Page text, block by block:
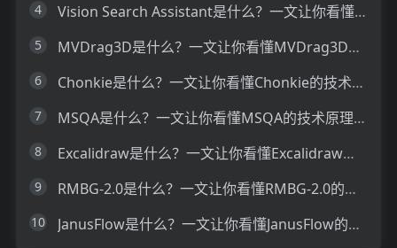
4 Vision Search Assistant是什么？一文让你看懂Vision Search Assistant的技术原理、主要功能、应用场景
5 MVDrag3D是什么？一文让你看懂MVDrag3D的技术原理、主要功能、应用场景
6 Chonkie是什么？一文让你看懂Chonkie的技术原理、主要功能、应用场景
7 MSQA是什么？一文让你看懂MSQA的技术原理、主要功能、应用场景
8 Excalidraw是什么？一文让你看懂Excalidraw的技术原理、主要功能、应用场景
9 RMBG-2.0是什么？一文让你看懂RMBG-2.0的技术原理、主要功能、应用场景
10 JanusFlow是什么？一文让你看懂JanusFlow的技术原理、主要功能、应用场景